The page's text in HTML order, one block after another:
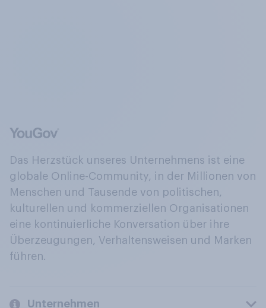
Das Herzstück unseres Unternehmens ist eine
globale Online-Community, in der Millionen von
Menschen und Tausende von politischen,
kulturellen und kommerziellen Organisationen
eine kontinuierliche Konversation über ihre
Überzeugungen, Verhaltensweisen und Marken
führen.
Unternehmen